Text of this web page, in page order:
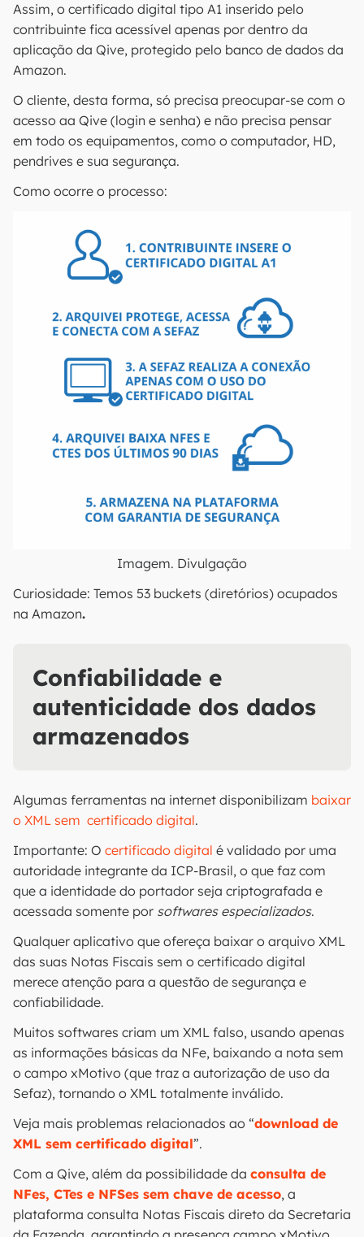
Assim, o certificado digital tipo A1 inserido pelo
contribuinte fica acessível apenas por dentro da
aplicação da Qive, protegido pelo banco de dados da
Amazon.
O cliente, desta forma, só precisa preocupar-se com o
acesso aa Qive (login e senha) e não precisa pensar
em todo os equipamentos, como o computador, HD,
pendrives e sua segurança.
Como ocorre o processo:
Imagem. Divulgação
Curiosidade: Temos 53 buckets (diretórios) ocupados
na Amazon.
Confiabilidade e
autenticidade dos dados
armazenados
Algumas ferramentas na internet disponibilizam baixar
o XML sem certificado digital.
Importante: O certificado digital é validado por uma
autoridade integrante da ICP-Brasil, o que faz com
que a identidade do portador seja criptografada e
acessada somente por softwares especializados.
Qualquer aplicativo que ofereça baixar o arquivo XML
das suas Notas Fiscais sem o certificado digital
merece atenção para a questão de segurança e
confiabilidade.
Muitos softwares criam um XML falso, usando apenas
as informações básicas da NFe, baixando a nota sem
o campo xMotivo (que traz a autorização de uso da
Sefaz), tornando o XML totalmente inválido.
Veja mais problemas relacionados ao “download de
XML sem certificado digital”.
Com a Qive, além da possibilidade da consulta de
NFes, CTes e NFSes sem chave de acesso, a
plataforma consulta Notas Fiscais direto da Secretaria